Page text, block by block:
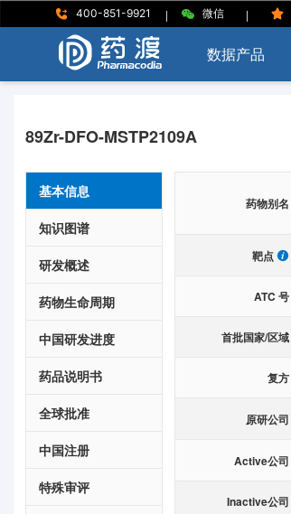
400-851-9921 | 微信 |
数据产品
89Zr-DFO-MSTP2109A
基本信息
知识图谱
研发概述
药物生命周期
中国研发进度
药品说明书
全球批准
中国注册
特殊审评
药物别名
靶点
ATC 号
首批国家/区域
复方
原研公司
Active公司
Inactive公司